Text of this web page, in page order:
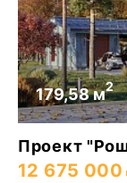
179,58 м2
Проект
12 675 000